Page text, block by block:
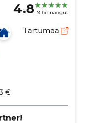
4.8 9 hinnangut
Tartumaa
€